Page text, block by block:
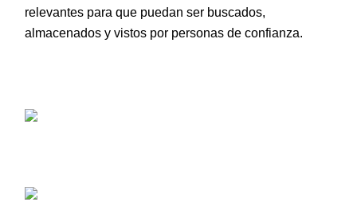
relevantes para que puedan ser buscados,
almacenados y vistos por personas de confianza.